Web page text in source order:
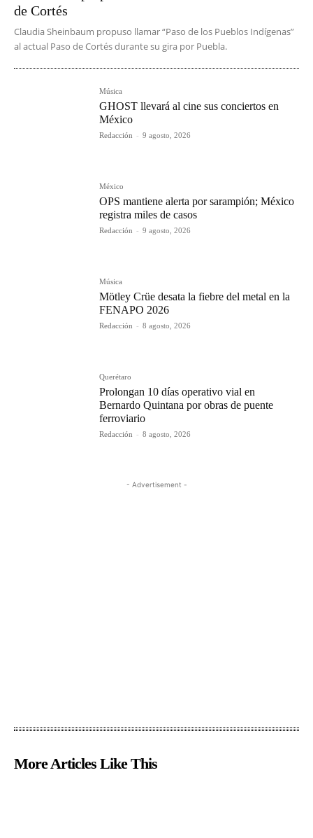
de Cortés
Claudia Sheinbaum propuso llamar “Paso de los Pueblos Indígenas”
al actual Paso de Cortés durante su gira por Puebla.
Música
GHOST llevará al cine sus conciertos en
México
Redacción - 9 agosto, 2026
México
OPS mantiene alerta por sarampión; México
registra miles de casos
Redacción - 9 agosto, 2026
Música
Mötley Crüe desata la fiebre del metal en la
FENAPO 2026
Redacción - 8 agosto, 2026
Querétaro
Prolongan 10 días operativo vial en
Bernardo Quintana por obras de puente
ferroviario
Redacción - 8 agosto, 2026
- Advertisement -
More Articles Like This